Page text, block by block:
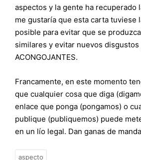
aspectos y la gente ha recuperado
me gustaría que esta carta tuviese
posible para evitar que se
similares y evitar nuevos disgustos
ACONGOJANTES.
Francamente, en este momento
que cualquier cosa que diga
enlace que ponga (pongamos) o
publique (publiquemos) puede
en un lío legal. Dan ganas de
aspecto